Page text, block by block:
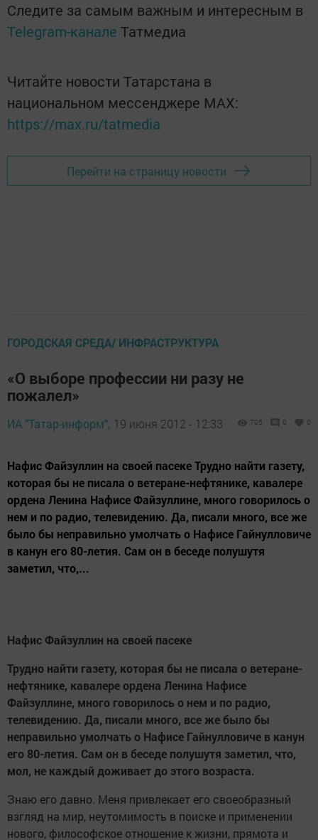
Следите за самым важным и интересным в
Telegram-канале Татмедиа
Читайте новости Татарстана в
национальном мессенджере MАХ:
https://max.ru/tatmedia
Перейти на страницу новости
ГОРОДСКАЯ СРЕДА/ ИНФРАСТРУКТУРА
«О выборе профессии ни разу не
пожалел»
ИА "Татар-информ", 19 июня 2012 - 12:33 705 0 0
Нафис Файзуллин на своей пасеке Трудно найти газету,
которая бы не писала о ветеране-нефтянике, кавалере
ордена Ленина Нафисе Файзуллине, много говорилось о
нем и по радио, телевидению. Да, писали много, все же
было бы неправильно умолчать о Нафисе Гайнулловиче
в канун его 80-летия. Сам он в беседе полушутя
заметил, что,...
Нафис Файзуллин на своей пасеке
Трудно найти газету, которая бы не писала о ветеране-
нефтянике, кавалере ордена Ленина Нафисе
Файзуллине, много говорилось о нем и по радио,
телевидению. Да, писали много, все же было бы
неправильно умолчать о Нафисе Гайнулловиче в канун
его 80-летия. Сам он в беседе полушутя заметил, что,
мол, не каждый доживает до этого возраста.
Знаю его давно. Меня привлекает его своеобразный
взгляд на мир, неутомимость в поиске и применении
нового, философское отношение к жизни, прямота и